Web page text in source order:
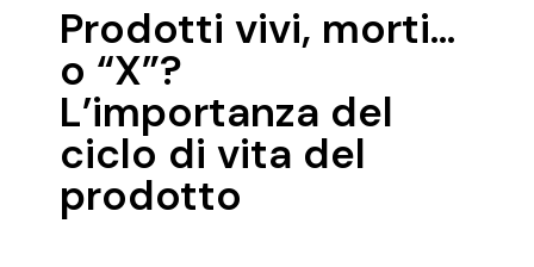
Prodotti vivi, morti…
o “X”?
L’importanza del
ciclo di vita del
prodotto